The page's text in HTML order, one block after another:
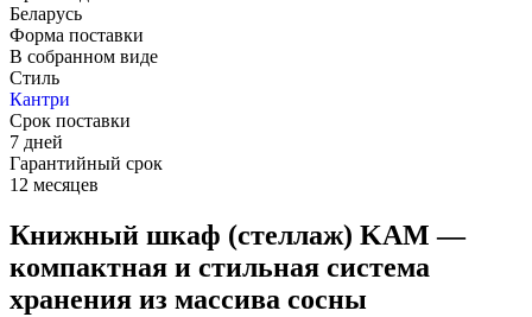
Беларусь
Форма поставки
В собранном виде
Стиль
Кантри
Срок поставки
7 дней
Гарантийный срок
12 месяцев
Книжный шкаф (стеллаж) KAM —
компактная и стильная система
хранения из массива сосны